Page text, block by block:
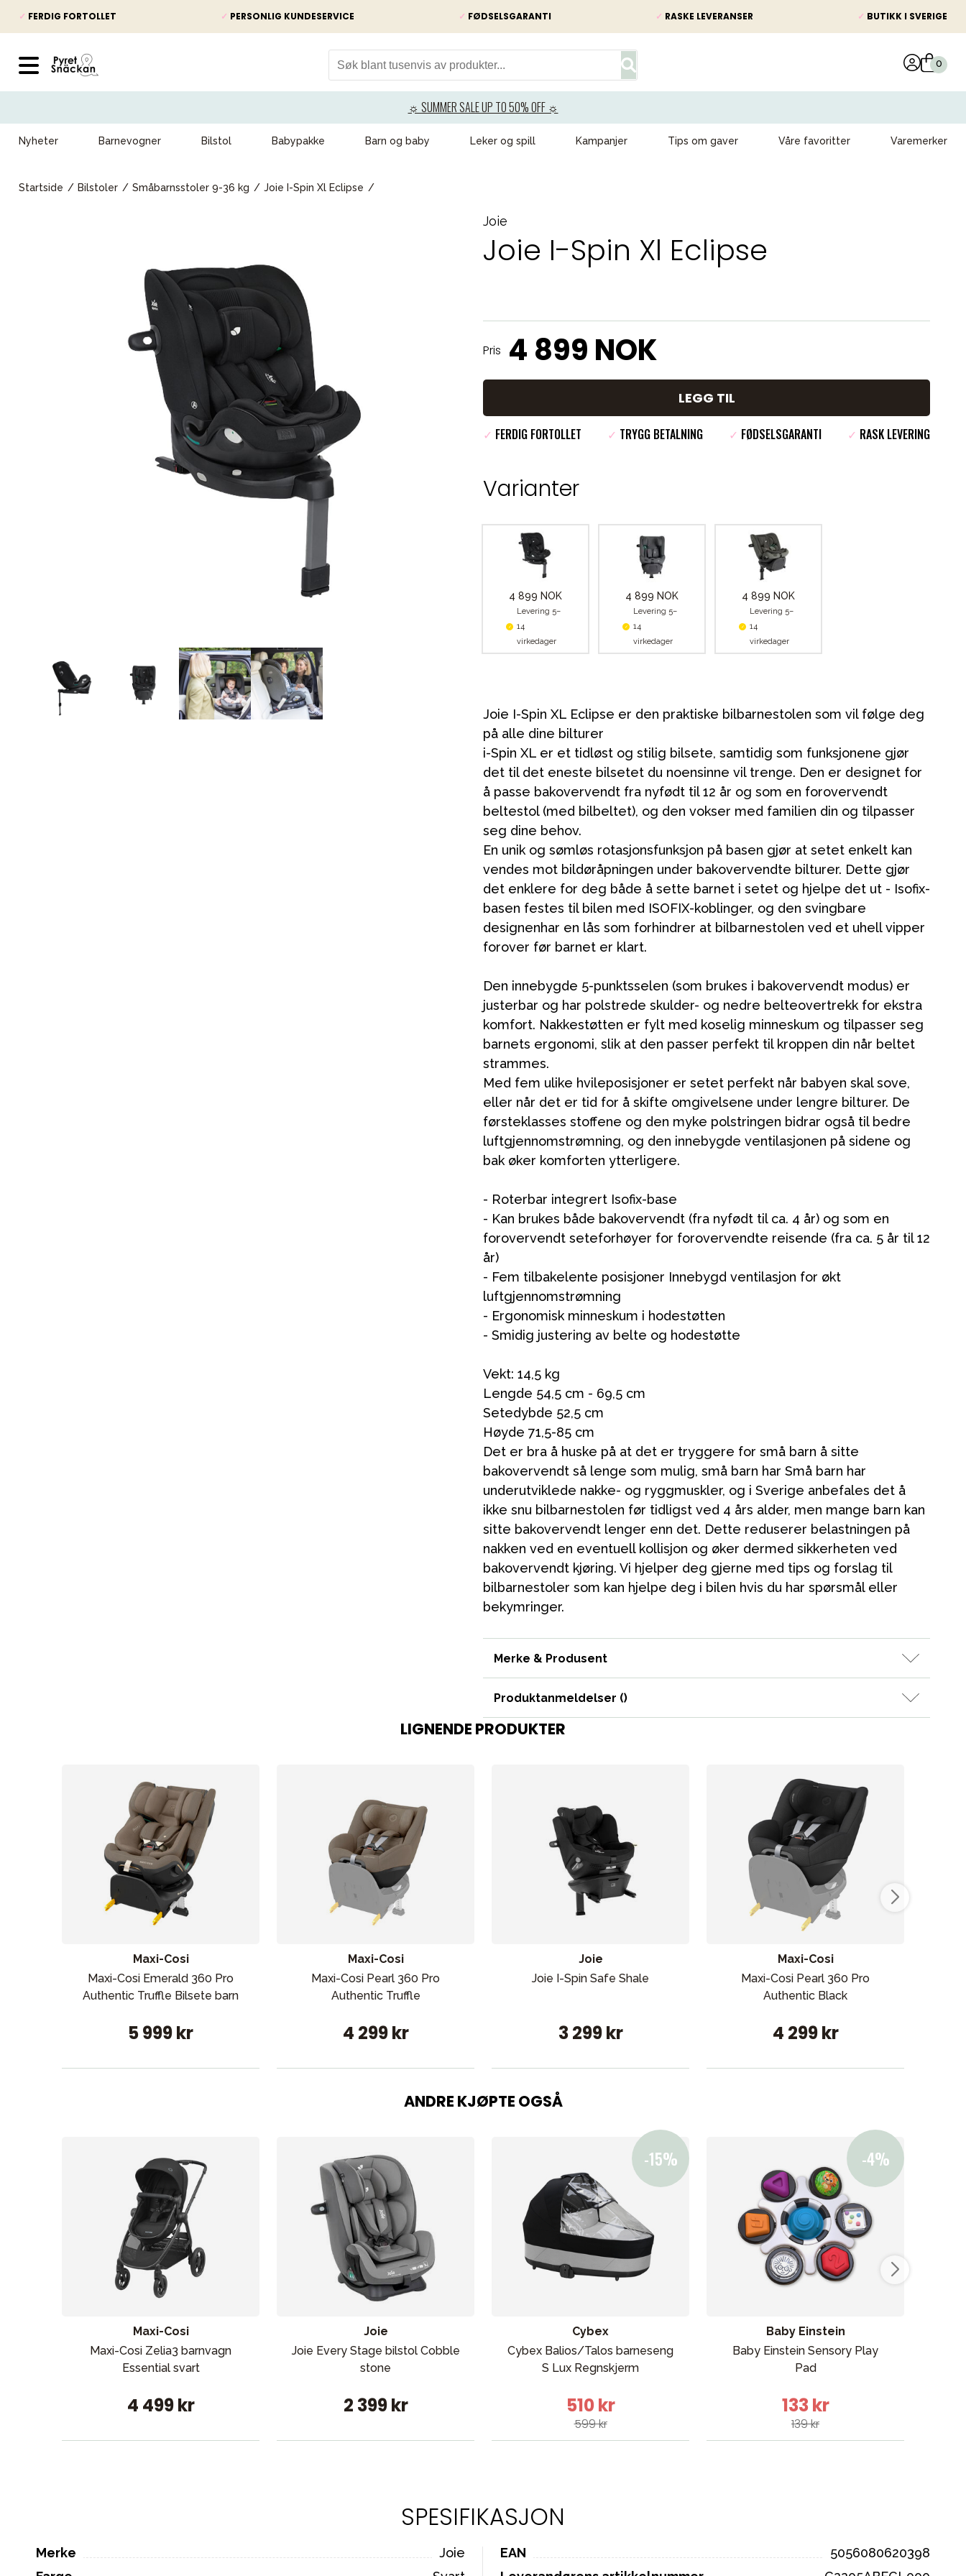
✓ FERDIG FORTOLLET ✓ PERSONLIG KUNDESERVICE ✓ FØDSELSGARANTI ✓ RASKE LEVERANSER ✓ BUTIKK I SVERIGE
☼ SUMMER SALE UP TO 50% OFF ☼
Nyheter Barnevogner Bilstol Babypakke Barn og baby Leker og spill Kampanjer Tips om gaver Våre favoritter Varemerker
Startside Bilstoler Småbarnsstoler 9-36 kg Joie I-Spin Xl Eclipse
Joie
Joie I-Spin Xl Eclipse
Pris 4 899 NOK
LEGG TIL
✓ FERDIG FORTOLLET ✓ TRYGG BETALNING ✓ FØDSELSGARANTI ✓ RASK LEVERING
Varianter
4 899 NOK
Levering 5–
14
virkedager
4 899 NOK
Levering 5–
14
virkedager
4 899 NOK
Levering 5–
14
virkedager
Joie I-Spin XL Eclipse er den praktiske bilbarnestolen som vil følge deg
på alle dine bilturer
i-Spin XL er et tidløst og stilig bilsete, samtidig som funksjonene gjør
det til det eneste bilsetet du noensinne vil trenge. Den er designet for
å passe bakovervendt fra nyfødt til 12 år og som en forovervendt
beltestol (med bilbeltet), og den vokser med familien din og tilpasser
seg dine behov.
En unik og sømløs rotasjonsfunksjon på basen gjør at setet enkelt kan
vendes mot bildøråpningen under bakovervendte bilturer. Dette gjør
det enklere for deg både å sette barnet i setet og hjelpe det ut - Isofix-
basen festes til bilen med ISOFIX-koblinger, og den svingbare
designenhar en lås som forhindrer at bilbarnestolen ved et uhell vipper
forover før barnet er klart.
Den innebygde 5-punktsselen (som brukes i bakovervendt modus) er
justerbar og har polstrede skulder- og nedre belteovertrekk for ekstra
komfort. Nakkestøtten er fylt med koselig minneskum og tilpasser seg
barnets ergonomi, slik at den passer perfekt til kroppen din når beltet
strammes.
Med fem ulike hvileposisjoner er setet perfekt når babyen skal sove,
eller når det er tid for å skifte omgivelsene under lengre bilturer. De
førsteklasses stoffene og den myke polstringen bidrar også til bedre
luftgjennomstrømning, og den innebygde ventilasjonen på sidene og
bak øker komforten ytterligere.
- Roterbar integrert Isofix-base
- Kan brukes både bakovervendt (fra nyfødt til ca. 4 år) og som en
forovervendt seteforhøyer for forovervendte reisende (fra ca. 5 år til 12
år)
- Fem tilbakelente posisjoner Innebygd ventilasjon for økt
luftgjennomstrømning
- Ergonomisk minneskum i hodestøtten
- Smidig justering av belte og hodestøtte
Vekt: 14,5 kg
Lengde 54,5 cm - 69,5 cm
Setedybde 52,5 cm
Høyde 71,5-85 cm
Det er bra å huske på at det er tryggere for små barn å sitte
bakovervendt så lenge som mulig, små barn har Små barn har
underutviklede nakke- og ryggmuskler, og i Sverige anbefales det å
ikke snu bilbarnestolen før tidligst ved 4 års alder, men mange barn kan
sitte bakovervendt lenger enn det. Dette reduserer belastningen på
nakken ved en eventuell kollisjon og øker dermed sikkerheten ved
bakovervendt kjøring. Vi hjelper deg gjerne med tips og forslag til
bilbarnestoler som kan hjelpe deg i bilen hvis du har spørsmål eller
bekymringer.
Merke & Produsent
Produktanmeldelser ()
LIGNENDE PRODUKTER
Maxi-Cosi
Maxi-Cosi Emerald 360 Pro
Authentic Truffle Bilsete barn
5 999 kr
Maxi-Cosi
Maxi-Cosi Pearl 360 Pro
Authentic Truffle
4 299 kr
Joie
Joie I-Spin Safe Shale
3 299 kr
Maxi-Cosi
Maxi-Cosi Pearl 360 Pro
Authentic Black
4 299 kr
ANDRE KJØPTE OGSÅ
Maxi-Cosi
Maxi-Cosi Zelia3 barnvagn
Essential svart
4 499 kr
Joie
Joie Every Stage bilstol Cobble
stone
2 399 kr
Cybex
Cybex Balios/Talos barneseng
S Lux Regnskjerm
510 kr
599 kr
Baby Einstein
Baby Einstein Sensory Play
Pad
133 kr
139 kr
SPESIFIKASJON
Merke
Joie
EAN
5056080620398
VÅRT SORTIMENT
Mamma & Pappa
Møbler & seng
Tilbehør
Reservedeler
Kampanjer
Tips om gaver
Våre favoritter
Varemerker
Kontakt oss på Butikken vår